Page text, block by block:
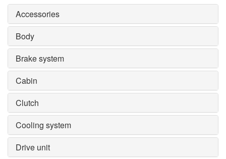
Accessories
Body
Brake system
Cabin
Clutch
Cooling system
Drive unit